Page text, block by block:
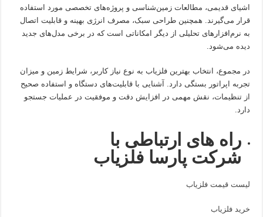
اشیای قدیمی، مطالعات زمین‌شناسی و پروژه‌های تخصصی مورد استفاده
قرار می‌گیرند. همچنین طراحی سبک، مصرف انرژی بهینه و قابلیت اتصال
به نرم‌افزارهای تحلیلی از دیگر امکاناتی است که در برخی مدل‌های جدید
دیده می‌شود.
در مجموع، انتخاب بهترین فلزیاب به نوع نیاز کاربر، شرایط زمین و میزان
تجربه اپراتور بستگی دارد. آشنایی با قابلیت‌های دستگاه و استفاده صحیح
از تنظیمات، نقش مهمی در افزایش دقت و موفقیت در عملیات جستجو
دارد.
راه های ارتباطی با
شرکت پارسا فلزیاب
لیست قیمت فلزیاب
خرید فلزیاب